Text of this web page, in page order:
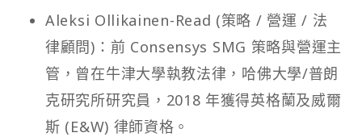
Aleksi Ollikainen-Read (策略 / 營運 / 法
律顧問)：前 Consensys SMG 策略與營運主
管，曾在牛津大學執教法律，哈佛大學/普朗
克研究所研究員，2018 年獲得英格蘭及威爾
斯 (E&W) 律師資格。